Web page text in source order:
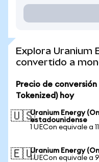
Explora Uranium
convertido a
Precio de
Tokenized) hoy
🇺🇸Uranium Energy
estadounidense
1 UECon equivale a
🇪🇺Uranium Energy
1 UECon equivale a